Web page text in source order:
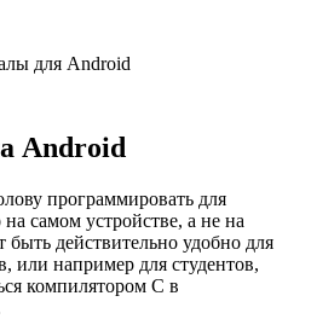
для Android
Android
программировать для
самом устройстве, а не на
действительно удобно для
или например для студентов,
компилятором C в